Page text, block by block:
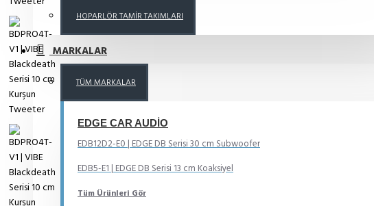
HOPARLÖR TAMIR TAKIMLARI
MARKALAR
TÜM MARKALAR
EDGE CAR AUDIO
EDB12D2-E0 | EDGE DB Serisi 30 cm Subwoofer
EDB5-E1 | EDGE DB Serisi 13 cm Koaksiyel
Tüm Ürünleri Gör